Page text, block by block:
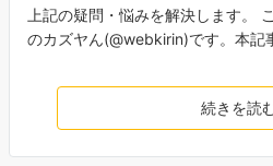
上記の疑問・悩みを解決します。
のカズヤん(@webkirin)です。本記
続きを読